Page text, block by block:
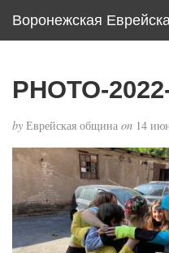
Воронежская
PHOTO-
by Еврейская община on 14